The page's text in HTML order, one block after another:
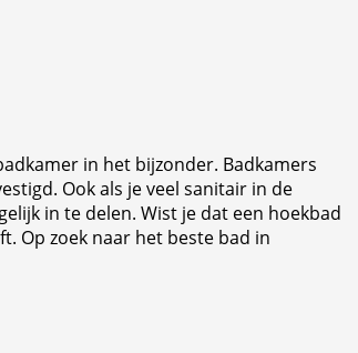
in het bijzonder. Badkamers
Ook als je veel sanitair in de
in te delen. Wist je dat een hoekbad
Op zoek naar het beste bad in